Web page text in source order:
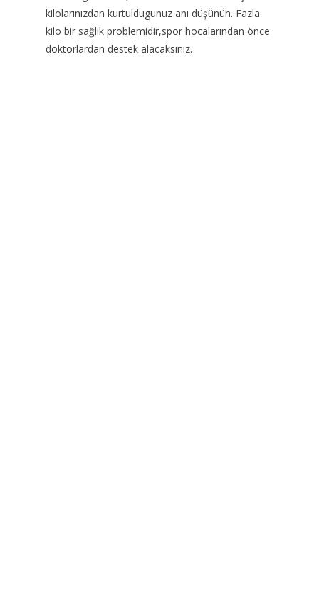
kilolarınızdan kurtuldugunuz anı düşünün. Fazla
kilo bir sağlık problemidir,spor hocalarından önce
doktorlardan destek alacaksınız.